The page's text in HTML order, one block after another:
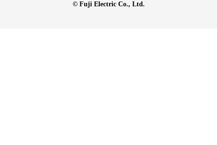
© Fuji Electric Co., Ltd.